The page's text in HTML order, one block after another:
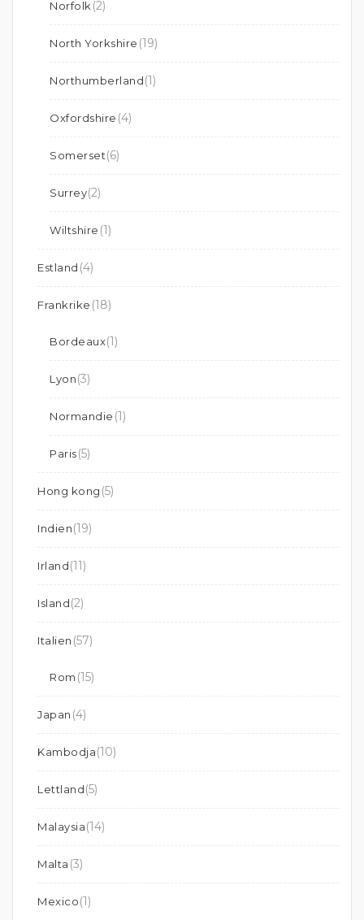
Norfolk (2)
North Yorkshire (19)
Northumberland(1)
Oxfordshire (4)
Somerset(6)
Surrey(2)
Wiltshire (1)
Estland (4)
Frankrike (18)
Bordeaux(1)
Lyon(3)
Normandie (1)
Paris(5)
Hong kong (5)
Indien(19)
Irland(11)
Island(2)
Italien (57)
Rom (15)
Japan (4)
Kambodja(10)
Lettland(5)
Malaysia(14)
Malta (3)
Mexico(1)